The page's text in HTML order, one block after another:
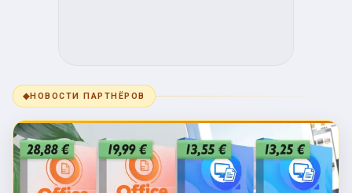
◆НОВОСТИ ПАРТНЁРОВ